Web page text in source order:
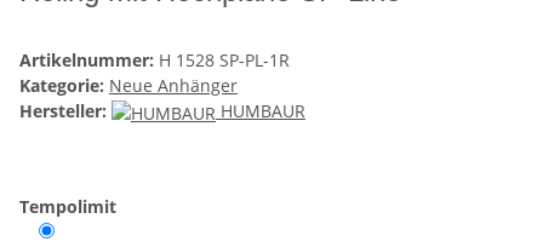
Artikelnummer: H 1528 SP-PL-1R
Kategorie: Neue Anhänger
Hersteller:
HUMBAUR
Tempolimit